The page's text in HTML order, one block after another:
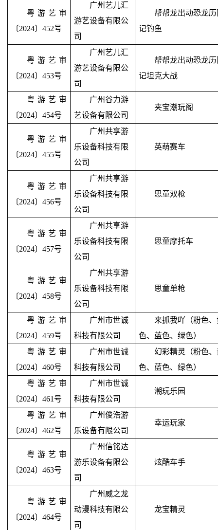
粤游艺审
〔2024〕452号
广州艺儿汇
游艺设备有限公
司
帮帮龙出动恐龙历
记钓鱼
粤游艺审
〔2024〕453号
广州艺儿汇
游艺设备有限公
司
帮帮龙出动恐龙历
记坦克大战
粤游艺审
〔2024〕454号
广州谷力游
艺设备有限公司
夹宝潮玩阁
粤游艺审
〔2024〕455号
广州共享游
乐设备科技有限
公司
英萌赛车
粤游艺审
〔2024〕456号
广州共享游
乐设备科技有限
公司
思童双枪
粤游艺审
〔2024〕457号
广州共享游
乐设备科技有限
公司
思童摩托车
粤游艺审
〔2024〕458号
广州共享游
乐设备科技有限
公司
思童单枪
粤游艺审
〔2024〕459号
广州市世诚
科技有限公司
来抓我吖（粉色、
色、蓝色、绿色）
粤游艺审
〔2024〕460号
广州市世诚
科技有限公司
幻彩精灵（粉色、
色、蓝色、绿色）
粤游艺审
〔2024〕461号
广州市世诚
科技有限公司
潮玩乐园
粤游艺审
〔2024〕462号
广州俊浩游
乐设备有限公司
幸运玩家
粤游艺审
〔2024〕463号
广州信铭达
游乐设备有限公
司
炫酷车手
粤游艺审
〔2024〕464号
广州威之龙
动漫科技有限公
司
龙宝精灵